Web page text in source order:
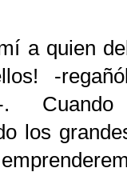
a quien
-
.
los